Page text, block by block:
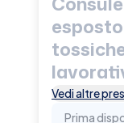
Vedi altre
Prima